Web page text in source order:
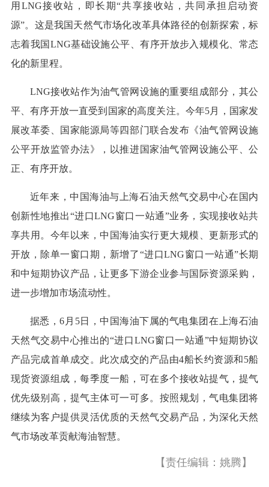
用LNG接收站，即长期“共享接收站，共同承担启动资
源”。这是我国天然气市场化改革具体路径的创新探索，标
志着我国LNG基础设施公平、有序开放步入规模化、常态
化的新里程。
LNG接收站作为油气管网设施的重要组成部分，其公
平、有序开放一直受到国家的高度关注。今年5月，国家发
展改革委、国家能源局等四部门联合发布《油气管网设施
公平开放监管办法》，以推进国家油气管网设施公平、公
正、有序开放。
近年来，中国海油与上海石油天然气交易中心在国内
创新性地推出“进口LNG窗口一站通”业务，实现接收站共
享共用。今年以来，中国海油实行更大规模、更新形式的
开放，除单一窗口期，新增了“进口LNG窗口一站通”长期
和中短期协议产品，让更多下游企业参与国际资源采购，
进一步增加市场流动性。
据悉，6月5日，中国海油下属的气电集团在上海石油
天然气交易中心推出的“进口LNG窗口一站通”中短期协议
产品完成首单成交。此次成交的产品由4船长约资源和5船
现货资源组成，每季度一船，可在多个接收站提气，提气
优先级别高，提气主体可一可多。按照规划，气电集团将
继续为客户提供灵活优质的天然气交易产品，为深化天然
气市场改革贡献海油智慧。
【责任编辑：姚腾】